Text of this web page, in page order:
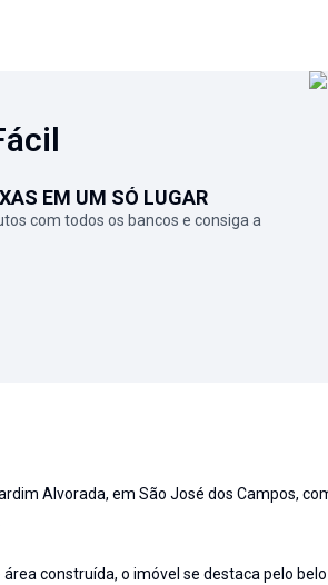
EM UM SÓ LUGAR
com todos os bancos e consiga a
Alvorada, em São José dos Campos,
construída, o imóvel se destaca pelo